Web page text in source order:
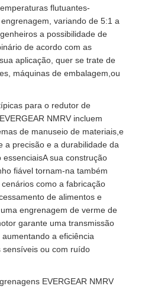
flutuantes-
variando de 5:1 a
a possibilidade de
de acordo com as
aplicação, quer se trate de
máquinas de embalagem,ou
para o redutor de
NMRV incluem
de manuseio de materiais,e
a precisão e a durabilidade da
sua construção
fiável tornam-na também
como a fabricação
de alimentos e
engrenagem de verme de
garante uma transmissão
a eficiência
ou com ruído
EVERGEAR NMRV